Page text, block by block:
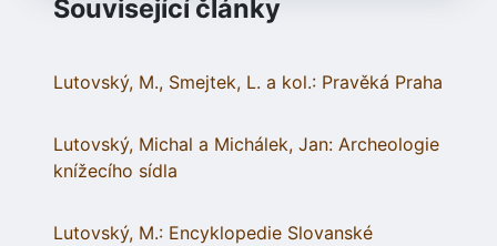
Související články
Lutovský, M., Smejtek, L. a kol.: Pravěká Praha
Lutovský, Michal a Michálek, Jan: Archeologie
knížecího sídla
Lutovský, M.: Encyklopedie Slovanské